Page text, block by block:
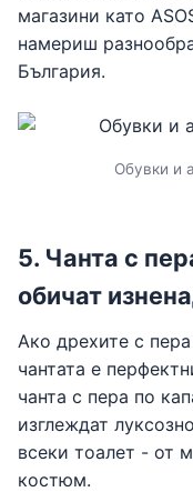
магазини като
намериш
България.
Обувки и
5. Чанта с
обичат
Ако дрехите с
чантата е
чанта с пера по
изглеждат
всеки тоалет - от
костюм.